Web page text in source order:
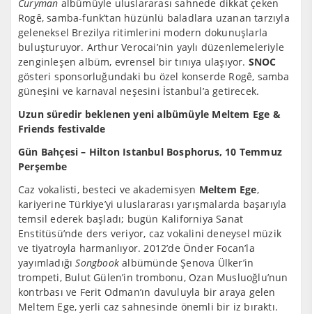
Curyman albümüyle uluslararası sahnede dikkat çeken
Rogê, samba-funk’tan hüzünlü baladlara uzanan tarzıyla
geleneksel Brezilya ritimlerini modern dokunuşlarla
buluşturuyor. Arthur Verocai’nin yaylı düzenlemeleriyle
zenginleşen albüm, evrensel bir tınıya ulaşıyor. SNOC
gösteri sponsorluğundaki bu özel konserde Rogê, samba
güneşini ve karnaval neşesini İstanbul’a getirecek.
Uzun süredir beklenen yeni albümüyle Meltem Ege &
Friends festivalde
Gün Bahçesi – Hilton Istanbul Bosphorus, 10 Temmuz
Perşembe
Caz vokalisti, besteci ve akademisyen Meltem Ege,
kariyerine Türkiye’yi uluslararası yarışmalarda başarıyla
temsil ederek başladı; bugün Kaliforniya Sanat
Enstitüsü’nde ders veriyor, caz vokalini deneysel müzik
ve tiyatroyla harmanlıyor. 2012’de Önder Focan’la
yayımladığıSongbook albümünde Şenova Ülker’in
trompeti, Bulut Gülen’in trombonu, Ozan Musluoğlu’nun
kontrbası ve Ferit Odman’ın davuluyla bir araya gelen
Meltem Ege, yerli caz sahnesinde önemli bir iz bıraktı.